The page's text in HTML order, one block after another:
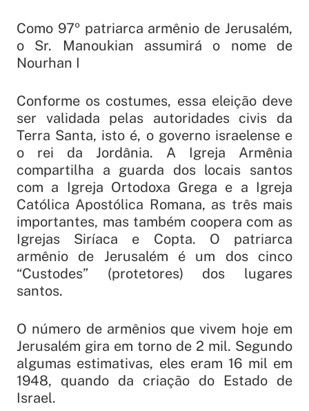
Como 97º patriarca armênio de Jerusalém,
o Sr. Manoukian assumirá o nome de
Nourhan I
Conforme os costumes, essa eleição deve
ser validada pelas autoridades civis da
Terra Santa, isto é, o governo israelense e
o rei da Jordânia. A Igreja Armênia
compartilha a guarda dos locais santos
com a Igreja Ortodoxa Grega e a Igreja
Católica Apostólica Romana, as três mais
importantes, mas também coopera com as
Igrejas Siríaca e Copta. O patriarca
armênio de Jerusalém é um dos cinco
“Custodes” (protetores) dos lugares
santos.
O número de armênios que vivem hoje em
Jerusalém gira em torno de 2 mil. Segundo
algumas estimativas, eles eram 16 mil em
1948, quando da criação do Estado de
Israel.